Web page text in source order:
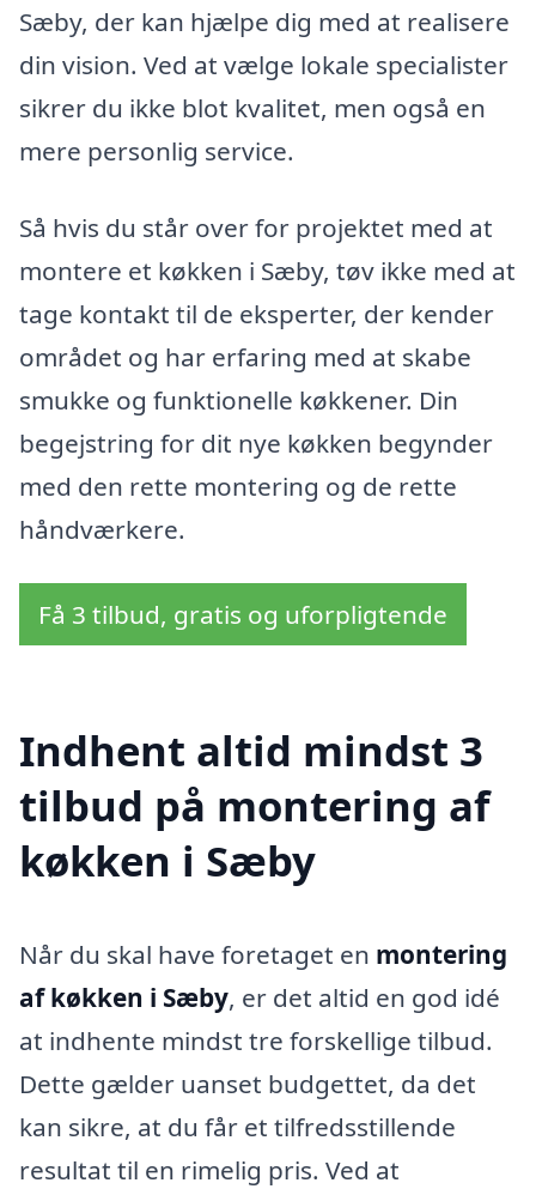
Sæby, der kan hjælpe dig med at realisere
din vision. Ved at vælge lokale specialister
sikrer du ikke blot kvalitet, men også en
mere personlig service.
Så hvis du står over for projektet med at
montere et køkken i Sæby, tøv ikke med at
tage kontakt til de eksperter, der kender
området og har erfaring med at skabe
smukke og funktionelle køkkener. Din
begejstring for dit nye køkken begynder
med den rette montering og de rette
håndværkere.
Få 3 tilbud, gratis og uforpligtende
Indhent altid mindst 3
tilbud på montering af
køkken i Sæby
Når du skal have foretaget en montering
af køkken i Sæby, er det altid en god idé
at indhente mindst tre forskellige tilbud.
Dette gælder uanset budgettet, da det
kan sikre, at du får et tilfredsstillende
resultat til en rimelig pris. Ved at